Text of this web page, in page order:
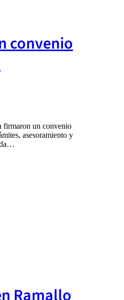
convenio
firmaron un convenio
asesoramiento y